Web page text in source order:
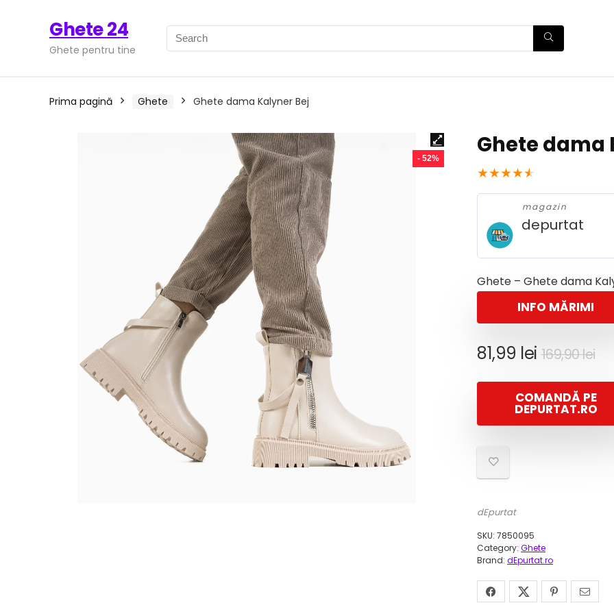
Ghete 24
Ghete pentru tine
Prima pagină Ghete Ghete dama Kalyner Bej
- 52% Ghete dama
★★★★★
magazin
depurtat
Ghete – Ghete dama
INFO MĂRIMI
169,90lei
a
81,99 lei
COMANDĂ PE
DEPURTAT.RO
dEpurtat
SKU: 7850095
Category: Ghete
Brand: dEpurtat.ro